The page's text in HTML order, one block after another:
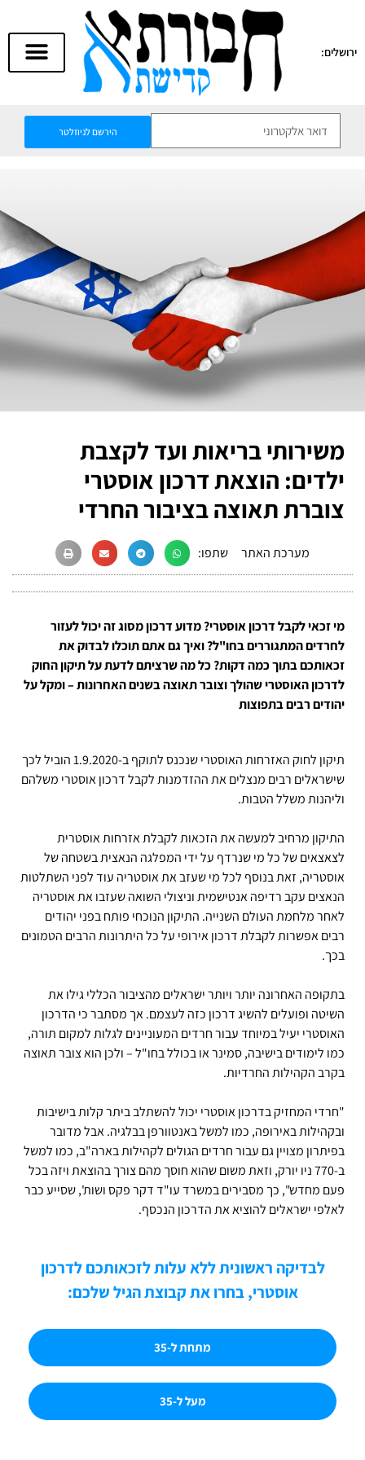
ירושלים:
הירשם לניוזלטר
משירותי בריאות ועד לקצבת
ילדים: הוצאת דרכון אוסטרי
צוברת תאוצה בציבור החרדי
מערכת האתר שתפו:
מי זכאי לקבל דרכון אוסטרי? מדוע דרכון מסוג זה יכול לעזור
לחרדים המתגוררים בחו"ל? ואיך גם אתם תוכלו לבדוק את
זכאותכם בתוך כמה דקות? כל מה שרציתם לדעת על תיקון החוק
לדרכון האוסטרי שהולך וצובר תאוצה בשנים האחרונות – ומקל על
יהודים רבים בתפוצות
תיקון לחוק האזרחות האוסטרי שנכנס לתוקף ב-1.9.2020 הוביל לכך
שישראלים רבים מנצלים את ההזדמנות לקבלדרכוןאוסטרי משלהם
וליהנות משלל הטבות.
התיקון מרחיב למעשה את הזכאות לקבלת אזרחות אוסטרית
לצאצאים של כל מי שנרדף על ידי המפלגה הנאצית בשטחה של
אוסטריה, זאת בנוסף לכל מי שעזב את אוסטריה עוד לפני השתלטות
הנאצים עקב רדיפה אנטישמית וניצולי השואה שעזבו את אוסטריה
לאחר מלחמת העולם השנייה. התיקון הנוכחי פותח בפני יהודים
רבים אפשרות לקבלת דרכון אירופי על כל היתרונות הרבים הטמונים
בכך.
בתקופה האחרונה יותר ויותר ישראלים מהציבור הכללי גילו את
השיטה ופועלים להשיג דרכון כזה לעצמם. אך מסתבר כי הדרכון
האוסטרי יעיל במיוחד עבור חרדים המעוניינים לגלות למקום תורה,
כמו לימודים בישיבה, סמינר או בכולל בחו"ל – ולכן הוא צובר תאוצה
בקרב הקהילות החרדיות.
"חרדי המחזיק בדרכון אוסטרי יכול להשתלב ביתר קלות בישיבות
ובקהילות באירופה, כמו למשל באנטוורפן בבלגיה. אבל מדובר
בפיתרון מצויין גם עבור חרדים הגולים לקהילות בארה"ב, כמו למשל
ב-770 ניו יורק, וזאת משום שהוא חוסך מהם צורך בהוצאת ויזה בכל
פעם מחדש", כך מסבירים במשרד עו"ד דקר פקס ושות', שסייע כבר
לאלפי ישראלים להוציא את הדרכון הנכסף.
לבדיקה ראשונית ללא עלות לזכאותכם לדרכון
אוסטרי, בחרו את קבוצת הגיל שלכם:
מתחת ל-35
מעל ל-35